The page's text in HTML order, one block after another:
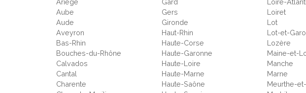
Ariège
Aube
Aude
Aveyron
Bas-Rhin
Bouches-du-Rhône
Calvados
Cantal
Charente
Gard
Gers
Gironde
Haut-Rhin
Haute-Corse
Haute-Garonne
Haute-Loire
Haute-Marne
Haute-Saône
Loire-
Loiret
Lot
Lot-et-
Lozère
Maine-et-
Manche
Marne
Meurthe-